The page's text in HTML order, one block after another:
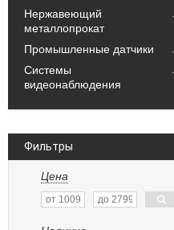
Нержавеющий
металлопрокат
Промышленные датчики
Системы
видеонаблюдения
Фильтры
Цена